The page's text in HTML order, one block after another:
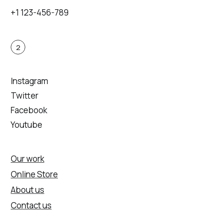
+1 123-456-789
2
Instagram
Twitter
Facebook
Youtube
Our work
Online Store
About us
Contact us